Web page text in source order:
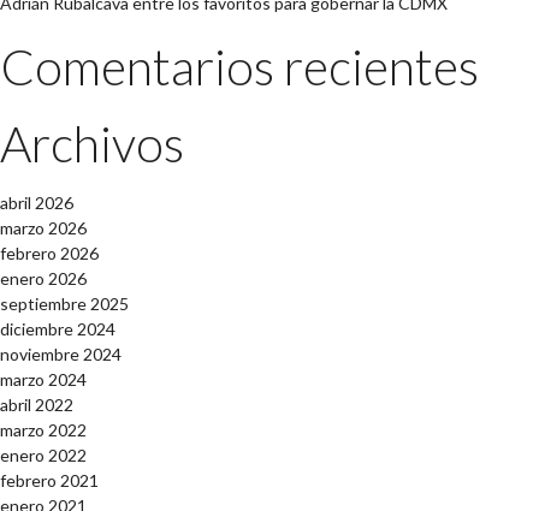
Comentarios recientes
Archivos
abril 2026
marzo 2026
febrero 2026
enero 2026
septiembre 2025
diciembre 2024
noviembre 2024
marzo 2024
abril 2022
marzo 2022
enero 2022
febrero 2021
enero 2021